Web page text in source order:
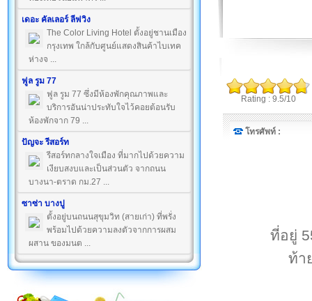
เดอะ คัลเลอร์ ลีฟวิง
The Color Living Hotel ตั้งอยู่ชานเมือง
กรุงเทพ ใกล้กับศูนย์แสดงสินค้าไบเทค
ห่างจ ...
ฟูล รูม 77
ฟูล รูม 77 ซึ่งมีห้องพักคุณภาพและ
บริการอันน่าประทับใจไว้คอยต้อนรับ
ห้องพักจาก 79 ...
ปัญจะ รีสอร์ท
รีสอร์ทกลางใจเมือง ที่มากไปด้วยความ
เงียบสงบและเป็นส่วนตัว จากถนน
บางนา-ตราด กม.27 ...
ซาซ่า บางปู
ตั้งอยู่บนถนนสุขุมวิท (สายเก่า) ที่พรั่ง
พร้อมไปด้วยความลงตัวจากการผสม
ผสาน ของมนต ...
Rating : 9.5/10
โทรศัพท์ :
ที่อยู่
ท้า